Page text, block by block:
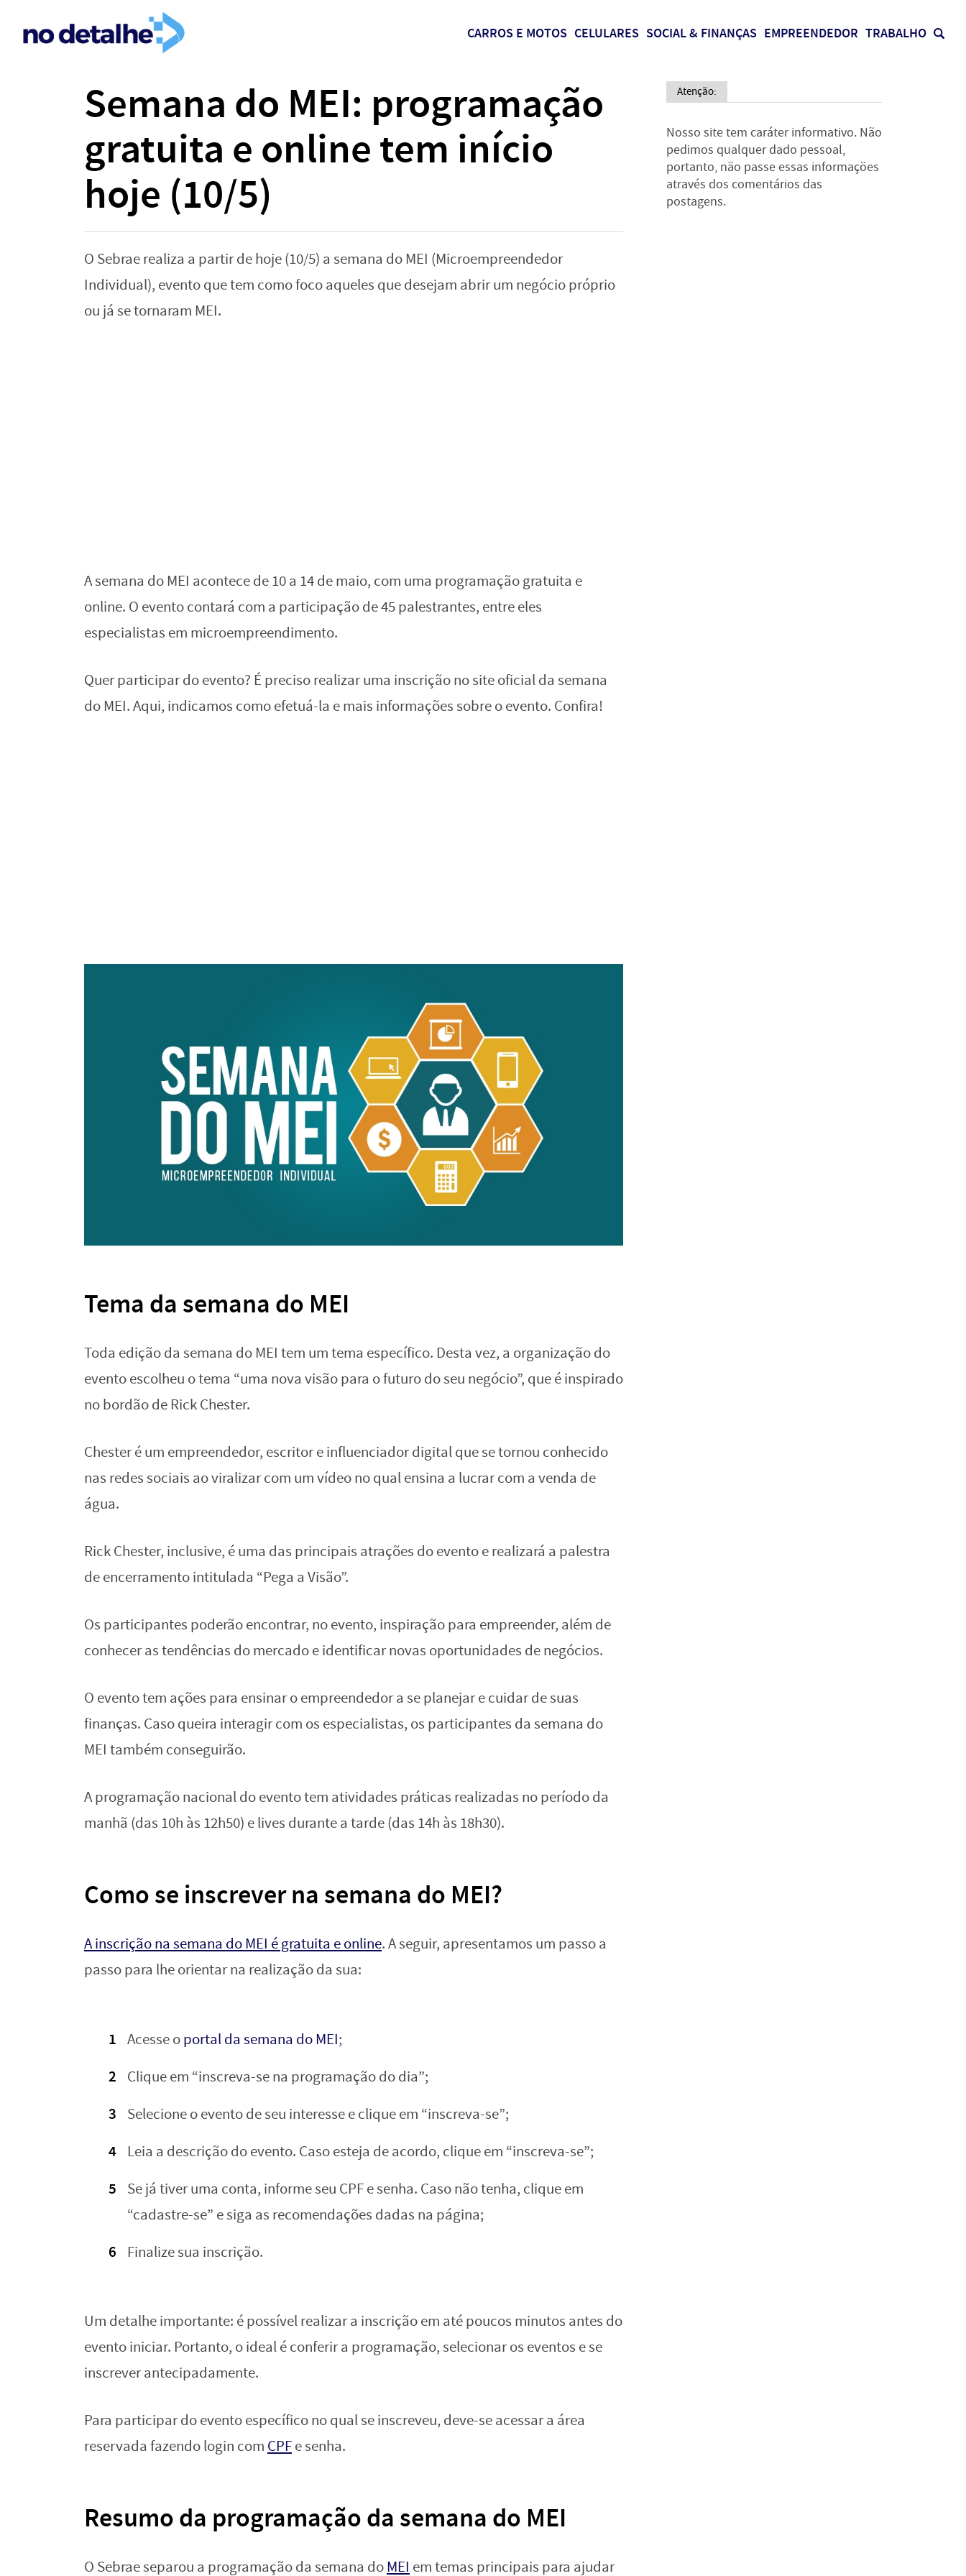
CARROS E MOTOS CELULARES SOCIAL & FINANÇAS EMPREENDEDOR TRABALHO
Semana do MEI: programação
gratuita e online tem início
hoje (10/5)
O Sebrae realiza a partir de hoje (10/5) a semana do MEI (Microempreendedor
Individual), evento que tem como foco aqueles que desejam abrir um negócio próprio
ou já se tornaram MEI.
A semana do MEI acontece de 10 a 14 de maio, com uma programação gratuita e
online. O evento contará com a participação de 45 palestrantes, entre eles
especialistas em microempreendimento.
Quer participar do evento? É preciso realizar uma inscrição no site oficial da semana
do MEI. Aqui, indicamos como efetuá-la e mais informações sobre o evento. Confira!
Tema da semana do MEI
Toda edição da semana do MEI tem um tema específico. Desta vez, a organização do
evento escolheu o tema “uma nova visão para o futuro do seu negócio”, que é inspirado
no bordão de Rick Chester.
Chester é um empreendedor, escritor e influenciador digital que se tornou conhecido
nas redes sociais ao viralizar com um vídeo no qual ensina a lucrar com a venda de
água.
Rick Chester, inclusive, é uma das principais atrações do evento e realizará a palestra
de encerramento intitulada “Pega a Visão”.
Os participantes poderão encontrar, no evento, inspiração para empreender, além de
conhecer as tendências do mercado e identificar novas oportunidades de negócios.
O evento tem ações para ensinar o empreendedor a se planejar e cuidar de suas
finanças. Caso queira interagir com os especialistas, os participantes da semana do
MEI também conseguirão.
A programação nacional do evento tem atividades práticas realizadas no período da
manhã (das 10h às 12h50) e lives durante a tarde (das 14h às 18h30).
Como se inscrever na semana do MEI?
A inscrição na semana do MEI é gratuita e online. A seguir, apresentamos um passo a
passo para lhe orientar na realização da sua:
Acesse oportal da semana do MEI;
Clique em “inscreva-se na programação do dia”;
Selecione o evento de seu interesse e clique em “inscreva-se”;
Leia a descrição do evento. Caso esteja de acordo, clique em “inscreva-se”;
Se já tiver uma conta, informe seu CPF e senha. Caso não tenha, clique em
“cadastre-se” e siga as recomendações dadas na página;
Finalize sua inscrição.
Um detalhe importante: é possível realizar a inscrição em até poucos minutos antes do
evento iniciar. Portanto, o ideal é conferir a programação, selecionar os eventos e se
inscrever antecipadamente.
Para participar do evento específico no qual se inscreveu, deve-se acessar a área
reservada fazendo login com CPFe senha.
Resumo da programação da semana do MEI
O Sebrae separou a programação da semana doMEI em temas principais para ajudar
Atenção:
Nosso site tem caráter informativo. Não
pedimos qualquer dado pessoal,
portanto, não passe essas informações
através dos comentários das
postagens.